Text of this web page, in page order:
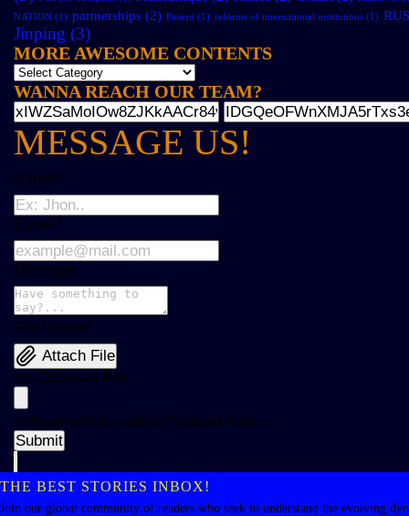
NATION (1) partnerships (2) Patient (1) reforms of international institutions (1)
Jinping (3)
MORE AWESOME CONTENTS
WANNA REACH OUR TEAM?
MESSAGE US!
Name *
Email *
Message
File Upload
Attach File
No Choosen File
A document to publish? upload here...
Submit
THE BEST STORIES INBOX!
Join our global community of readers who seek to understand the evolving